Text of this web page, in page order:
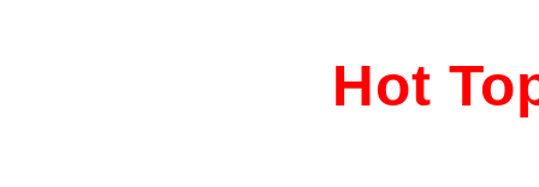
Hot